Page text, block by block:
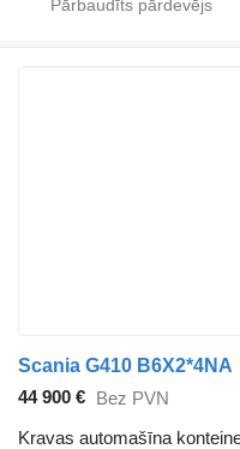
Scania G410 B6X2*4NA
44 900 € Bez PVN
Kravas automašīna